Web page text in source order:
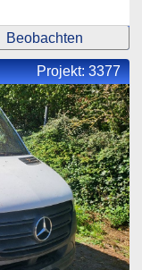
Beobachten
Projekt:3377